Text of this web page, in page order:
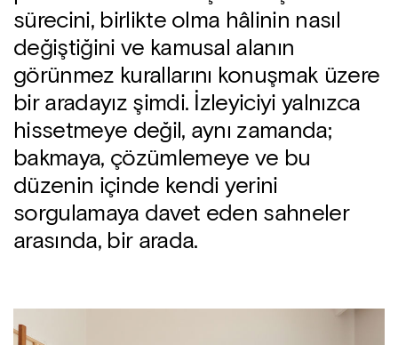
sürecini, birlikte olma hâlinin nasıl
değiştiğini ve kamusal alanın
görünmez kurallarını konuşmak üzere
bir aradayız şimdi. İzleyiciyi yalnızca
hissetmeye değil, aynı zamanda;
bakmaya, çözümlemeye ve bu
düzenin içinde kendi yerini
sorgulamaya davet eden sahneler
arasında, bir arada.